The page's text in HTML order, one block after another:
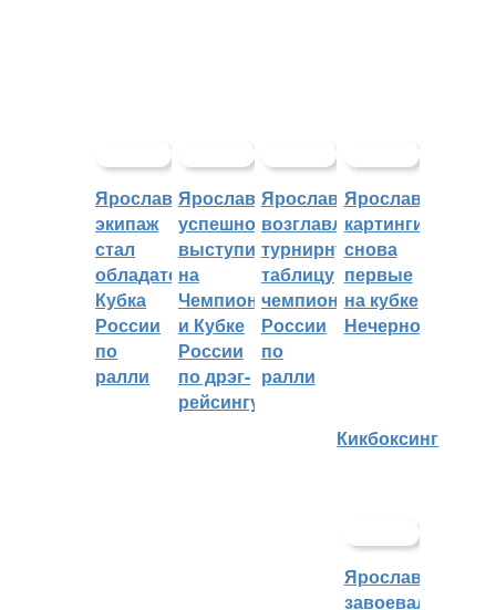
Ярославский
экипаж
стал
обладателем
Кубка
России
по
ралли
Ярославцы
успешно
выступили
на
Чемпионате
и Кубке
России
по дрэг-
рейсингу
Ярославцы
возглавляют
турнирную
таблицу
чемпионата
России
по
ралли
Ярославские
картингисты
снова
первые
на кубке
Нечерноземья
Кикбоксинг
Ярославцы
завоевали